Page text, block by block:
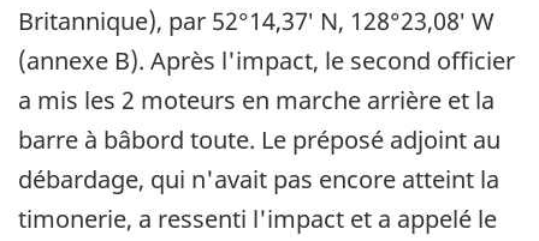
Britannique), par 52°14,37′ N, 128°23,08′ W
(annexe B). Après l'impact, le second officier
a mis les 2 moteurs en marche arrière et la
barre à bâbord toute. Le préposé adjoint au
débardage, qui n'avait pas encore atteint la
timonerie, a ressenti l'impact et a appelé le